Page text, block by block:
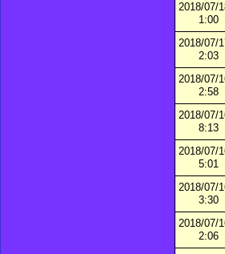
2018/07/
1:00
2018/07/
2:03
2018/07/
2:58
2018/07/
8:13
2018/07/
5:01
2018/07/
3:30
2018/07/
2:06